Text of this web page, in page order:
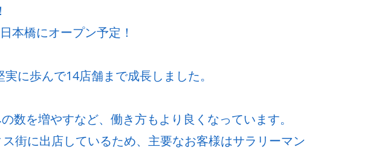
本橋にオープン予定！
に歩んで14店舗まで成長しました。
数を増やすなど、働き方もより良くなっています。
街に出店しているため、主要なお客様はサラリーマン